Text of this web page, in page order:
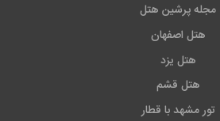
مجله پرشین هتل
هتل اصفهان
هتل یزد
هتل قشم
تور مشهد با قطار